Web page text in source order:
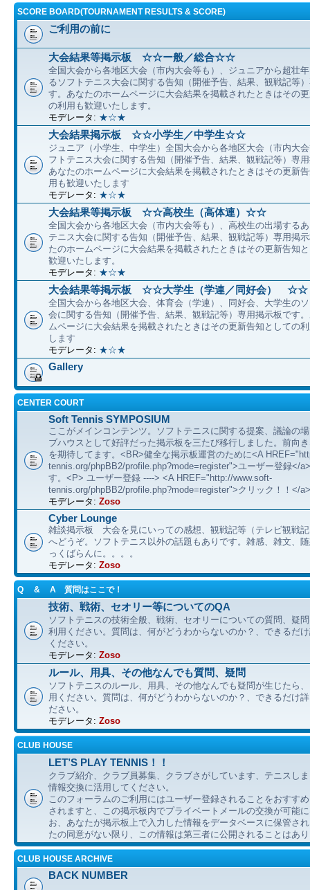
SCORE BOARD(TOURNAMENT RESULTS & SCORE)
ご利用の前に
大会結果等掲示板 ☆☆ー般／総合☆☆
全国大会から各地区大会（市内大会等も）、ジュニアから超壮
るソフトテニス大会に関する告知（開催予告、結果、観戦記等
す。あなたのホームページに大会結果を掲載されたときはその
の利用も歓迎いたします。
モデレータ: ★☆★
大会結果掲示板 ☆☆小学生／中学生☆☆
ジュニア（小学生、中学生）全国大会から各地区大会（市内大
フトテニス大会に関する告知（開催予告、結果、観戦記等）専
あなたのホームページに大会結果を掲載されたときはその更新
用も歓迎いたします
モデレータ: ★☆★
大会結果等掲示板 ☆☆高校生（高体連）☆☆
全国大会から各地区大会（市内大会等も）、高校生の出場する
テニス大会に関する告知（開催予告、結果、観戦記等）専用掲
たのホームページに大会結果を掲載されたときはその更新告知
歓迎いたします。
モデレータ: ★☆★
大会結果等掲示板 ☆☆大学生（学連／同好会） ☆☆
全国大会から各地区大会、体育会（学連）、同好会、大学生の
会に関する告知（開催予告、結果、観戦記等）専用掲示板です
ムページに大会結果を掲載されたときはその更新告知としての
します
モデレータ: ★☆★
Gallery
CENTER COURT
Soft Tennis SYMPOSIUM
ここがメインコンテンツ。ソフトテニスに関する提案、議論の
ブハウスとして好評だった掲示板を三たび移行しました。前向
を期待してます。<BR>健全な掲示板運営のために<A
tennis.org/phpBB2/profile.php?mode=register">ユーザー登録</
す。<P> ユーザー登録 ----> <A HREF="http://www.soft-
tennis.org/phpBB2/profile.php?mode=register">クリック！！</a>
モデレータ: Zoso
Cyber Lounge
雑談掲示板 大会を見にいっての感想、観戦記等（テレビ観戦
へどうぞ。ソフトテニス以外の話題もありです。雑感、雑文、
っくばらんに。。。。
モデレータ: Zoso
Q & A 質問はここで！
技術、戦術、セオリー等についてのQA
ソフトテニスの技術全般、戦術、セオリーについての質問、疑
利用ください。質問は、何がどうわからないのか？、できるだ
ください。
モデレータ: Zoso
ルール、用具、その他なんでも質問、疑問
ソフトテニスのルール、用具、その他なんでも疑問が生じたら
用ください。質問は、何がどうわからないのか？、できるだけ
ださい。
モデレータ: Zoso
CLUB HOUSE
LET’S PLAY TENNIS！！
クラブ紹介、クラブ員募集、クラブさがしています、テニスし
情報交換に活用してください。
このフォーラムのご利用にはユーザー登録されることをおすす
されますと、この掲示板内でプライベートメールの交換が可能
お、あなたが掲示板上で入力した情報をデータベースに保管さ
たの同意がない限り、この情報は第三者に公開されることはあ
CLUB HOUSE ARCHIVE
BACK NUMBER